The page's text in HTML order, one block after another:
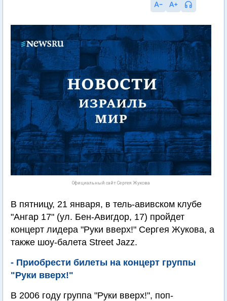
Официальный сайт Сергея Жукова
В пятницу, 21 января, в тель-авивском клубе
"Ангар 17" (ул. Бен-Авигдор, 17) пройдет
концерт лидера "Руки вверх!" Сергея Жукова, а
также шоу-балета Street Jazz.
- Приобрести билеты на концерт группы
"Руки вверх!"
В 2006 году группа "Руки вверх!", поп-